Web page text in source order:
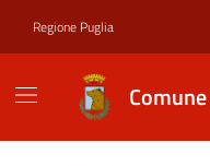
Regione Puglia